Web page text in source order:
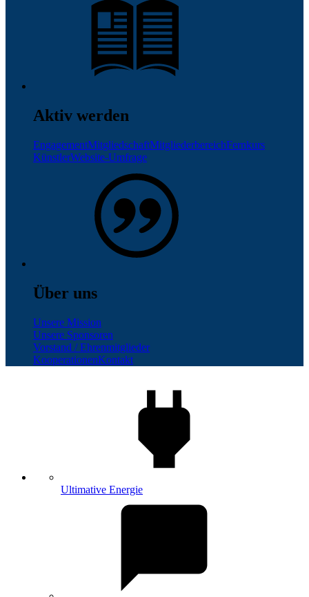
Aktiv werden
EngagementMitgliedschaftMitgliederbereichFernkurs
KünstlerWebsite-Umfrage
Über uns
Unsere Mission
Unsere Sponsoren
Vorstand / Ehrenmitglieder
KooperationenKontakt
Ultimative Energie